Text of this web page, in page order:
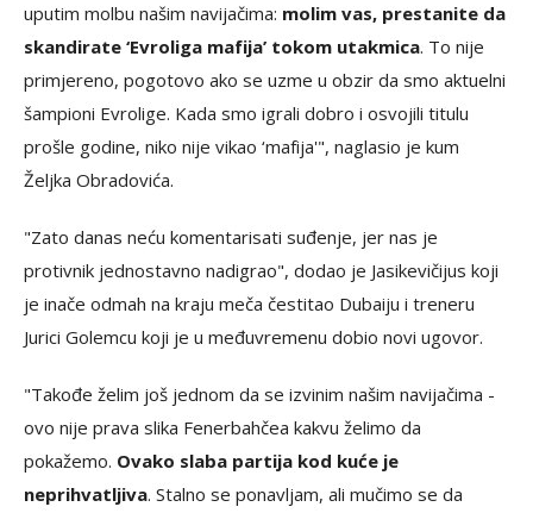
uputim molbu našim navijačima: molim vas, prestanite da
skandirate ‘Evroliga mafija’ tokom utakmica. To nije
primjereno, pogotovo ako se uzme u obzir da smo aktuelni
šampioni Evrolige. Kada smo igrali dobro i osvojili titulu
prošle godine, niko nije vikao ‘mafija'", naglasio je kum
Željka Obradovića.
"Zato danas neću komentarisati suđenje, jer nas je
protivnik jednostavno nadigrao", dodao je Jasikevičijus koji
je inače odmah na kraju meča čestitao Dubaiju i treneru
Jurici Golemcu koji je u međuvremenu dobio novi ugovor.
"Takođe želim još jednom da se izvinim našim navijačima -
ovo nije prava slika Fenerbahčea kakvu želimo da
pokažemo. Ovako slaba partija kod kuće je
neprihvatljiva. Stalno se ponavljam, ali mučimo se da